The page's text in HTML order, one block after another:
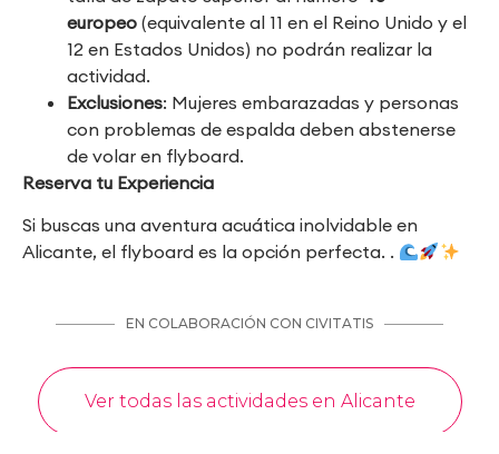
europeo (equivalente al 11 en el Reino Unido y el
12 en Estados Unidos) no podrán realizar la
actividad.
Exclusiones: Mujeres embarazadas y personas
con problemas de espalda deben abstenerse
de volar en flyboard.
Reserva tu Experiencia
Si buscas una aventura acuática inolvidable en
Alicante, el flyboard es la opción perfecta. .